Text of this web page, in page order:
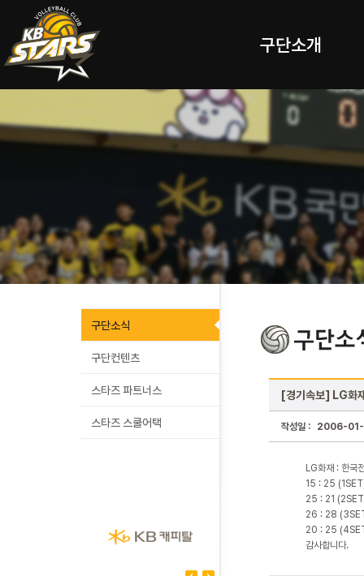
구단소개
구단소식
구단컨텐츠
스타즈 파트너스
스타즈 스쿨어택
[경기속보] LG화
작성일 : 2006-
LG화재 : 한국
15 : 25
25 : 21
26 : 28
20 : 25
감사합니다.